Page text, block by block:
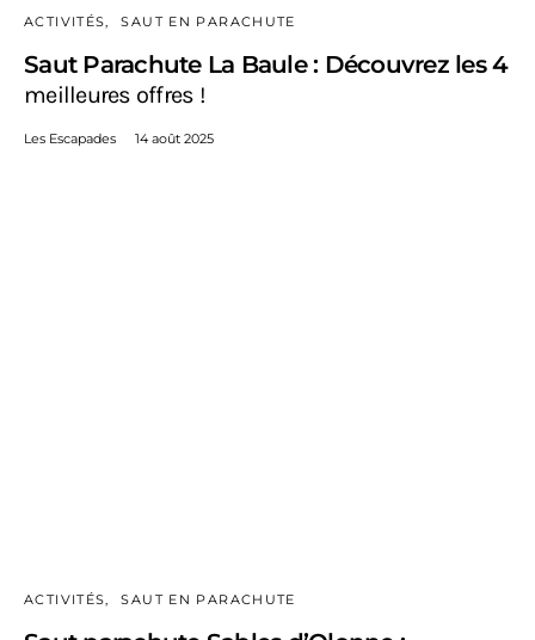
ACTIVITÉS SAUT EN PARACHUTE
Saut Parachute La Baule : Découvrez les 4
meilleures offres !
Les Escapades 14 août 2025
ACTIVITÉS SAUT EN PARACHUTE